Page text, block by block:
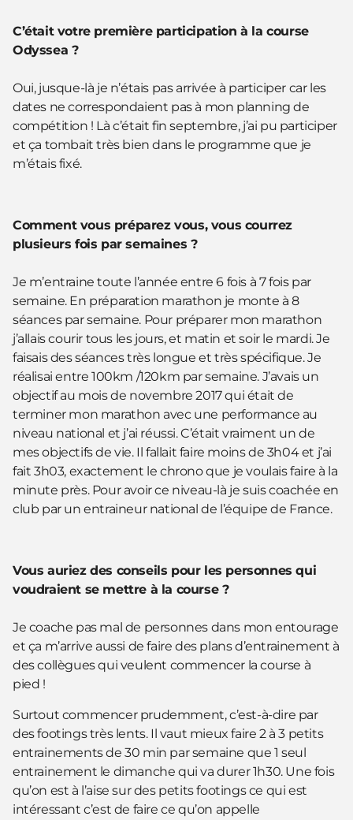
C’était votre première participation à la course
Odyssea ?
Oui, jusque-là je n’étais pas arrivée à participer car les
dates ne correspondaient pas à mon planning de
compétition ! Là c’était fin septembre, j’ai pu participer
et ça tombait très bien dans le programme que je
m’étais fixé.
Comment vous préparez vous, vous courrez
plusieurs fois par semaines ?
Je m’entraine toute l’année entre 6 fois à 7 fois par
semaine. En préparation marathon je monte à 8
séances par semaine. Pour préparer mon marathon
j’allais courir tous les jours, et matin et soir le mardi. Je
faisais des séances très longue et très spécifique. Je
réalisai entre 100km /120km par semaine. J’avais un
objectif au mois de novembre 2017 qui était de
terminer mon marathon avec une performance au
niveau national et j’ai réussi. C’était vraiment un de
mes objectifs de vie. Il fallait faire moins de 3h04 et j’ai
fait 3h03, exactement le chrono que je voulais faire à la
minute près. Pour avoir ce niveau-là je suis coachée en
club par un entraineur national de l’équipe de France.
Vous auriez des conseils pour les personnes qui
voudraient se mettre à la course ?
Je coache pas mal de personnes dans mon entourage
et ça m’arrive aussi de faire des plans d’entrainement à
des collègues qui veulent commencer la course à
pied !
Surtout commencer prudemment, c’est-à-dire par
des footings très lents. Il vaut mieux faire 2 à 3 petits
entrainements de 30 min par semaine que 1 seul
entrainement le dimanche qui va durer 1h30. Une fois
qu’on est à l’aise sur des petits footings ce qui est
intéressant c’est de faire ce qu’on appelle